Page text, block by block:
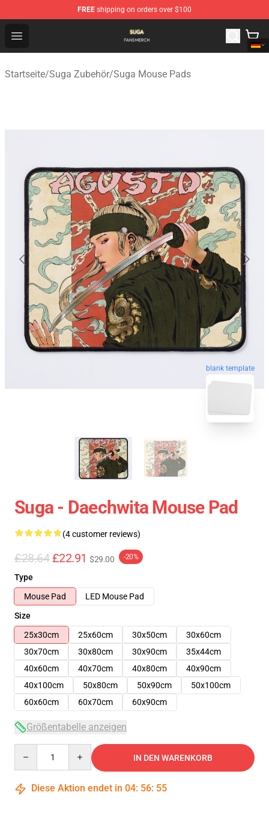
FREE shipping on orders over $100
Open menu
Suga Shop - Official Suga Merchandise Store
Startseite/Suga Zubehör/Suga Mouse Pads
blank template
Suga - Daechwita Mouse Pad
(4 customer reviews)
£28.64 £22.91 $29.00 -20%
Type
Mouse Pad
LED Mouse Pad
Size
25x30cm
25x60cm 30x50cm
30x60cm
30x70cm
30x80cm 30x90cm
35x44cm
40x60cm
40x70cm 40x80cm
40x90cm
40x100cm
50x80cm 50x90cm
50x100cm
60x60cm
60x70cm 60x90cm
Größentabelle anzeigen
IN DEN WARENKORB
Diese Aktion endet in 04: 56: 54